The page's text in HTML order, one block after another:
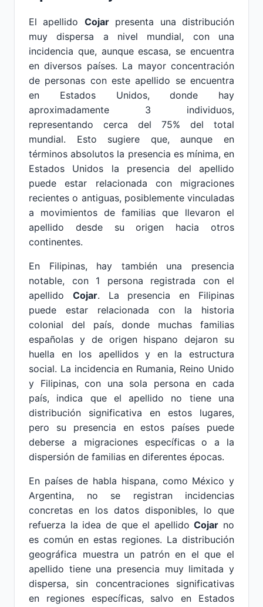
El apellido Cojarpresenta una distribución
muy dispersa a nivel mundial, con una
incidencia que, aunque escasa, se encuentra
en diversos países. La mayor concentración
de personas con este apellido se encuentra
en Estados Unidos, donde hay
aproximadamente 3 individuos,
representando cerca del 75% del total
mundial. Esto sugiere que, aunque en
términos absolutos la presencia es mínima, en
Estados Unidos la presencia del apellido
puede estar relacionada con migraciones
recientes o antiguas, posiblemente vinculadas
a movimientos de familias que llevaron el
apellido desde su origen hacia otros
continentes.
En Filipinas, hay también una presencia
notable, con 1 persona registrada con el
apellido Cojar. La presencia en Filipinas
puede estar relacionada con la historia
colonial del país, donde muchas familias
españolas y de origen hispano dejaron su
huella en los apellidos y en la estructura
social. La incidencia en Rumania, Reino Unido
y Filipinas, con una sola persona en cada
país, indica que el apellido no tiene una
distribución significativa en estos lugares,
pero su presencia en estos países puede
deberse a migraciones específicas o a la
dispersión de familias en diferentes épocas.
En países de habla hispana, como México y
Argentina, no se registran incidencias
concretas en los datos disponibles, lo que
refuerza la idea de que el apellidoCojar no
es común en estas regiones. La distribución
geográfica muestra un patrón en el que el
apellido tiene una presencia muy limitada y
dispersa, sin concentraciones significativas
en regiones específicas, salvo en Estados